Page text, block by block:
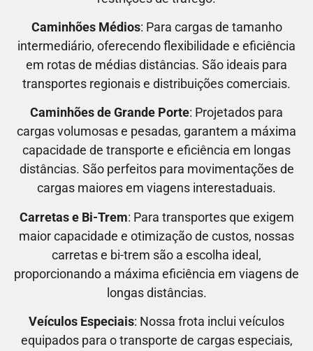
Caminhões Médios: Para cargas de tamanho
intermediário, oferecendo flexibilidade e eficiência
em rotas de médias distâncias. São ideais para
transportes regionais e distribuições comerciais.
Caminhões de Grande Porte: Projetados para
cargas volumosas e pesadas, garantem a máxima
capacidade de transporte e eficiência em longas
distâncias. São perfeitos para movimentações de
cargas maiores em viagens interestaduais.
Carretas e Bi-Trem: Para transportes que exigem
maior capacidade e otimização de custos, nossas
carretas e bi-trem são a escolha ideal,
proporcionando a máxima eficiência em viagens de
longas distâncias.
Veículos Especiais: Nossa frota inclui veículos
equipados para o transporte de cargas especiais,